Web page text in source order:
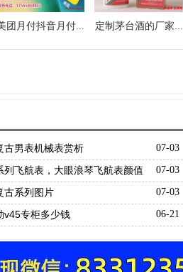
团月付抖音月付... 定制茅台酒的厂家...
07-03
古男表机械表赏析
07-03
列飞航表，大眼浪琴飞航表颜值
07-03
古系列图片
06-21
v45专柜多少钱